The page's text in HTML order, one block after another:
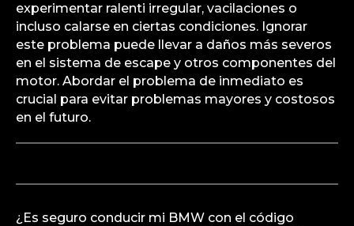
experimentar ralenti irregular, vacilaciones o
incluso calarse en ciertas condiciones. Ignorar
este problema puede llevar a daños más severos
en el sistema de escape y otros componentes del
motor. Abordar el problema de inmediato es
crucial para evitar problemas mayores y costosos
en el futuro.
¿Es seguro conducir mi BMW con el código